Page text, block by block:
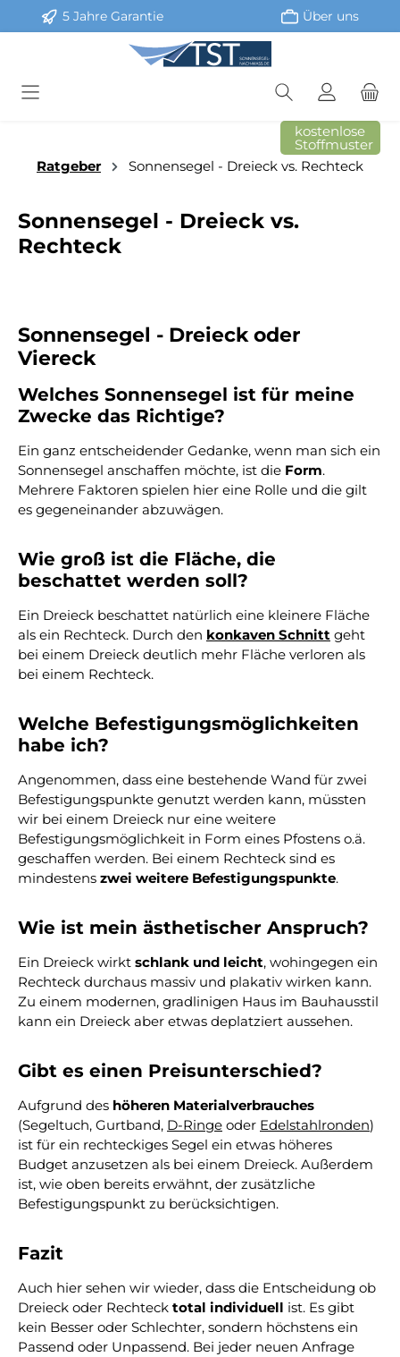
Zum Hauptinhalt springen
5 Jahre Garantie Über uns
kostenlose
Stoffmuster
Ratgeber
Sonnensegel - Dreieck vs. Rechteck
Sonnensegel - Dreieck vs.
Rechteck
Sonnensegel - Dreieck oder
Viereck
Welches Sonnensegel ist für meine
Zwecke das Richtige?
Ein ganz entscheidender Gedanke, wenn man sich ein
Sonnensegel anschaffen möchte, ist die Form.
Mehrere Faktoren spielen hier eine Rolle und die gilt
es gegeneinander abzuwägen.
Wie groß ist die Fläche, die
beschattet werden soll?
Ein Dreieck beschattet natürlich eine kleinere Fläche
als ein Rechteck. Durch den konkaven Schnitt geht
bei einem Dreieck deutlich mehr Fläche verloren als
bei einem Rechteck.
Welche Befestigungsmöglichkeiten
habe ich?
Angenommen, dass eine bestehende Wand für zwei
Befestigungspunkte genutzt werden kann, müssten
wir bei einem Dreieck nur eine weitere
Befestigungsmöglichkeit in Form eines Pfostens o.ä.
geschaffen werden. Bei einem Rechteck sind es
mindestens zwei weitere Befestigungspunkte.
Wie ist mein ästhetischer Anspruch?
Ein Dreieck wirkt schlank und leicht, wohingegen ein
Rechteck durchaus massiv und plakativ wirken kann.
Zu einem modernen, gradlinigen Haus im Bauhausstil
kann ein Dreieck aber etwas deplatziert aussehen.
Gibt es einen Preisunterschied?
Aufgrund des höheren Materialverbrauches
(Segeltuch, Gurtband, D-Ringe oder Edelstahlronden)
ist für ein rechteckiges Segel ein etwas höheres
Budget anzusetzen als bei einem Dreieck. Außerdem
ist, wie oben bereits erwähnt, der zusätzliche
Befestigungspunkt zu berücksichtigen.
Fazit
Auch hier sehen wir wieder, dass die Entscheidung ob
Dreieck oder Rechteck total individuell ist. Es gibt
kein Besser oder Schlechter, sondern höchstens ein
Passend oder Unpassend. Bei jeder neuen Anfrage